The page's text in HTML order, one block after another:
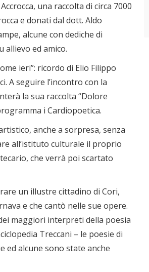
una raccolta di circa 7000
e donati dal dott. Aldo
alcune con dediche di
ed amico.
ieri”: ricordo di Elio Filippo
A seguire l’incontro con la
la sua raccolta “Dolore
i Cardiopoetica.
anche a sorpresa, senza
all’istituto culturale il proprio
che verrà poi scartato
un illustre cittadino di Cori,
e che cantò nelle sue opere.
maggiori interpreti della poesia
Treccani – le poesie di
ed alcune sono state anche